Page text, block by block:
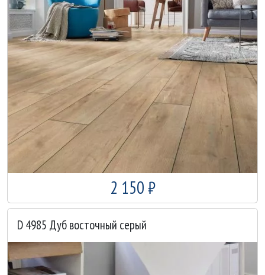
2 150 ₽
D 4985 Дуб восточный серый